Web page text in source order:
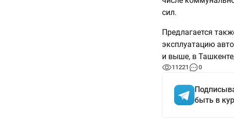
сил.
Предлагается
эксплуатацию
и выше, в
11221 0
быть в